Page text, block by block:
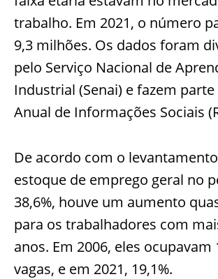
trabalho. Em 2021, o número
9,3 milhões. Os dados foram
pelo Serviço Nacional de
Industrial (Senai) e fazem parte
Anual de Informações Sociais
De acordo com o
estoque de emprego geral no
38,6%, houve um aumento
para os trabalhadores com
anos. Em 2006, eles ocupavam
vagas, e em 2021, 19,1%.